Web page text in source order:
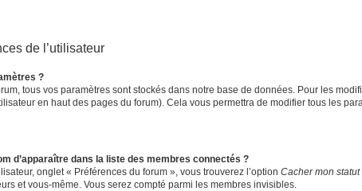
de l’utilisateur
?
tous vos paramètres sont stockés dans notre base de données. Pour les
en haut des pages du forum). Cela vous permettra de modifier tous les
d’apparaître dans la liste des membres connectés ?
onglet « Préférences du forum », vous trouverez l’option Cacher mon
et vous-même. Vous serez compté parmi les membres invisibles.